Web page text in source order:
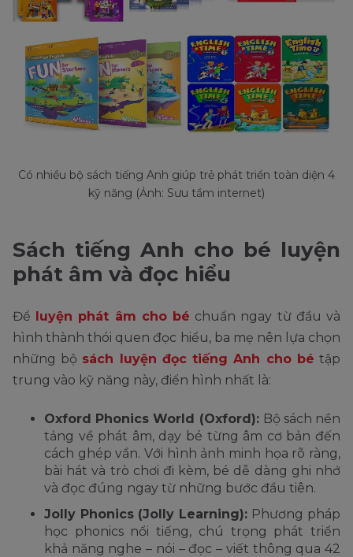
Có nhiều bộ sách tiếng Anh giúp trẻ phát triển toàn diện 4
kỹ năng (Ảnh: Sưu tầm internet)
Sách tiếng Anh cho bé luyện
phát âm và đọc hiểu
Để luyện phát âm cho bé chuẩn ngay từ đầu và
hình thành thói quen đọc hiểu, ba mẹ nên lựa chọn
những bộ sách luyện đọc tiếng Anh cho bé tập
trung vào kỹ năng này, điển hình nhất là:
Oxford Phonics World (Oxford): Bộ sách nền
tảng về phát âm, dạy bé từng âm cơ bản đến
cách ghép vần. Với hình ảnh minh họa rõ ràng,
bài hát và trò chơi đi kèm, bé dễ dàng ghi nhớ
và đọc đúng ngay từ những bước đầu tiên.
Jolly Phonics (Jolly Learning): Phương pháp
học phonics nổi tiếng, chú trọng phát triển
khả năng nghe – nói – đọc – viết thông qua 42